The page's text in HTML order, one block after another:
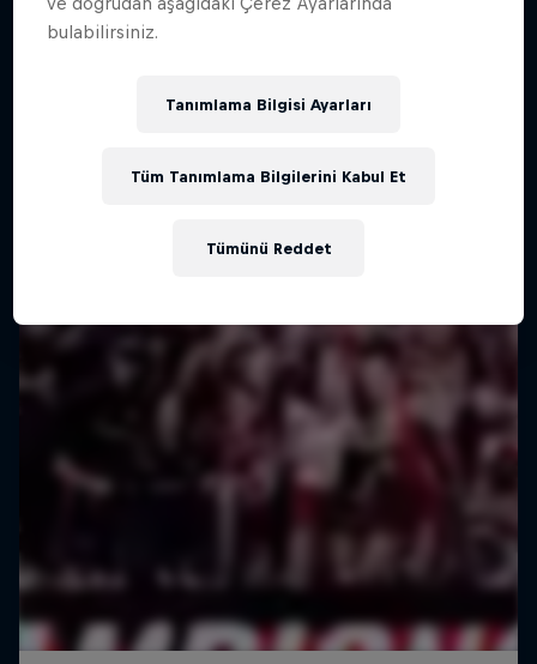
bulabilirsiniz.
Tanımlama Bilgisi Ayarları
Tümünü Reddet
Tüm Tanımlama Bilgilerini Kabul Et